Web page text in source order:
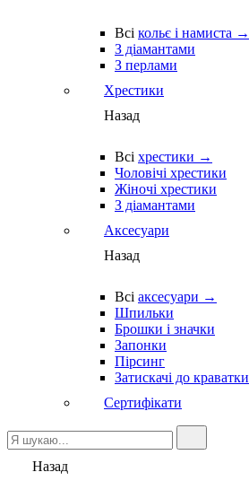
Всі кольє і намиста →
З діамантами
З перлами
Хрестики
Назад
Всі хрестики →
Чоловічі хрестики
Жіночі хрестики
З діамантами
Аксесуари
Назад
Всі аксесуари →
Шпильки
Брошки і значки
Запонки
Пірсинг
Затискачі до краватки
Сертифікати
Назад